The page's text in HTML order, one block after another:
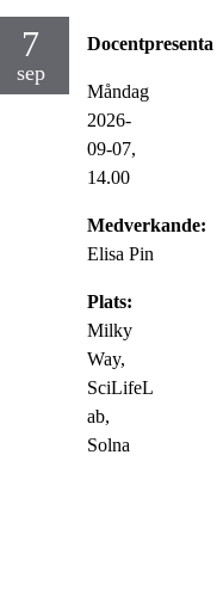
7
sep
Måndag
2026-
09-07,
14.00
Medverkande:
Elisa Pin
Plats:
Milky
Way,
SciLifeL
ab,
Solna